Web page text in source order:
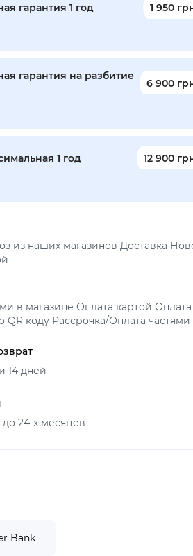
гарантия 1 год 1 950
гарантия на разбитие
6 900
1 год 12 900
из наших магазинов Доставка
в магазине Оплата картой
QR коду Рассрочка/Оплата частями
14 дней
до 24-х месяцев
Bank